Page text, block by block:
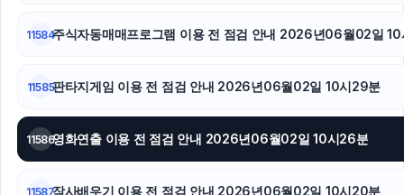
11584주식자동매매프로그램 이용 전 점검 안내 2026년06월02일
11585판타지게임 이용 전 점검 안내 2026년06월02일 10시29분
11586영화연출 이용 전 점검 안내 2026년06월02일 10시26분
11587작사배우기 이용 전 점검 안내 2026년06월02일 10시20분